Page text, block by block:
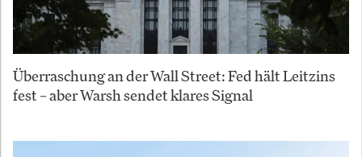
Überraschung an der Wall Street: Fed hält Leitzins
fest – aber Warsh sendet klares Signal